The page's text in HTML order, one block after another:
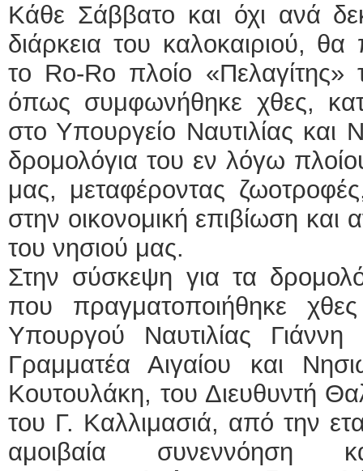
Κάθε Σάββατο και όχι ανά
διάρκεια του καλοκαιριού, θα
το Ro-Rο πλοίο «Πελαγίτης»
όπως συμφωνήθηκε χθες,
στο Υπουργείο Ναυτιλίας και
δρομολόγια του εν λόγω
μας, μεταφέροντας
στην οικονομική επιβίωση και
του νησιού μας.
Στην σύσκεψη για τα
που πραγματοποιήθηκε
Υπουργού Ναυτιλίας
Γραμματέα Αιγαίου και
Κουτουλάκη, του Διευθυντή
του Γ. Καλλιμασιά, από την
αμοιβαία συνεννόηση
ΕΙΔΙΚΟΣ
Holter πίεσης
Δοκιμασία
υπέρηχος
Μυτιλήνη
τηλ.2251302311
Γέρα:Παπάδος
Φυσικοθεραπεύτρια
Σταυρουλάκη-
Πτυχιούχος
ΑΤΕΙ
τηλ. 22510-